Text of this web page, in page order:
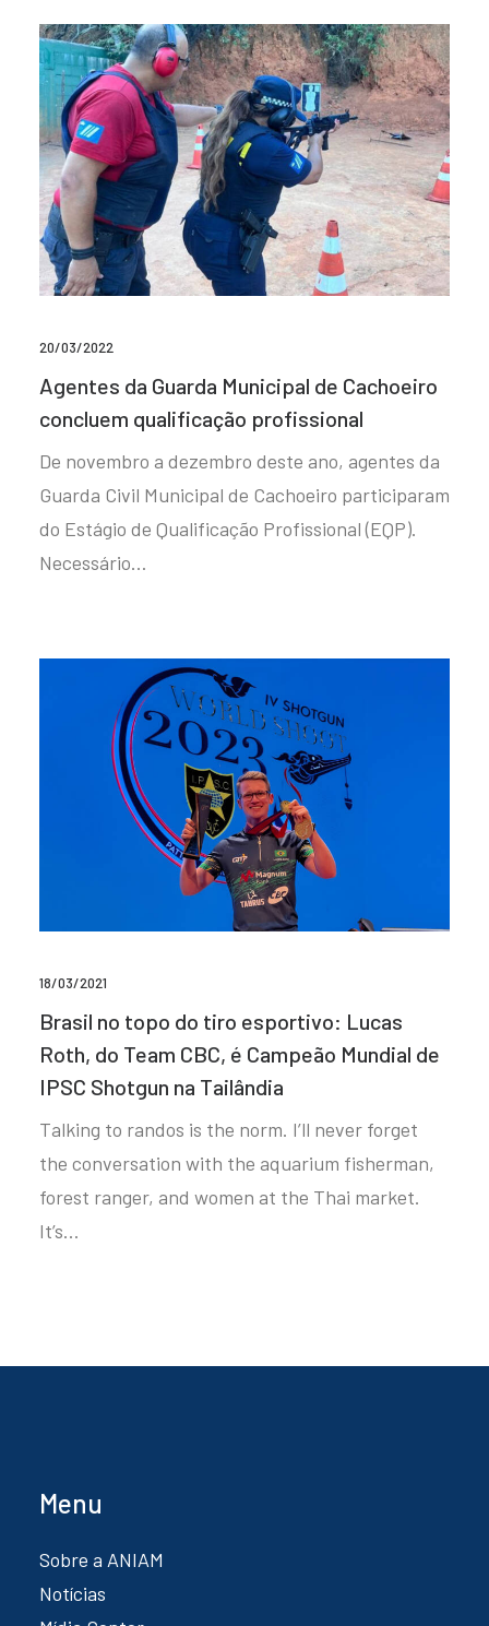
20/03/2022
Agentes da Guarda Municipal de Cachoeiro
concluem qualificação profissional
De novembro a dezembro deste ano, agentes da
Guarda Civil Municipal de Cachoeiro participaram
do Estágio de Qualificação Profissional (EQP).
Necessário…
18/03/2021
Brasil no topo do tiro esportivo: Lucas
Roth, do Team CBC, é Campeão Mundial de
IPSC Shotgun na Tailândia
Talking to randos is the norm. I’ll never forget
the conversation with the aquarium fisherman,
forest ranger, and women at the Thai market.
It’s…
Menu
Sobre a ANIAM
Notícias